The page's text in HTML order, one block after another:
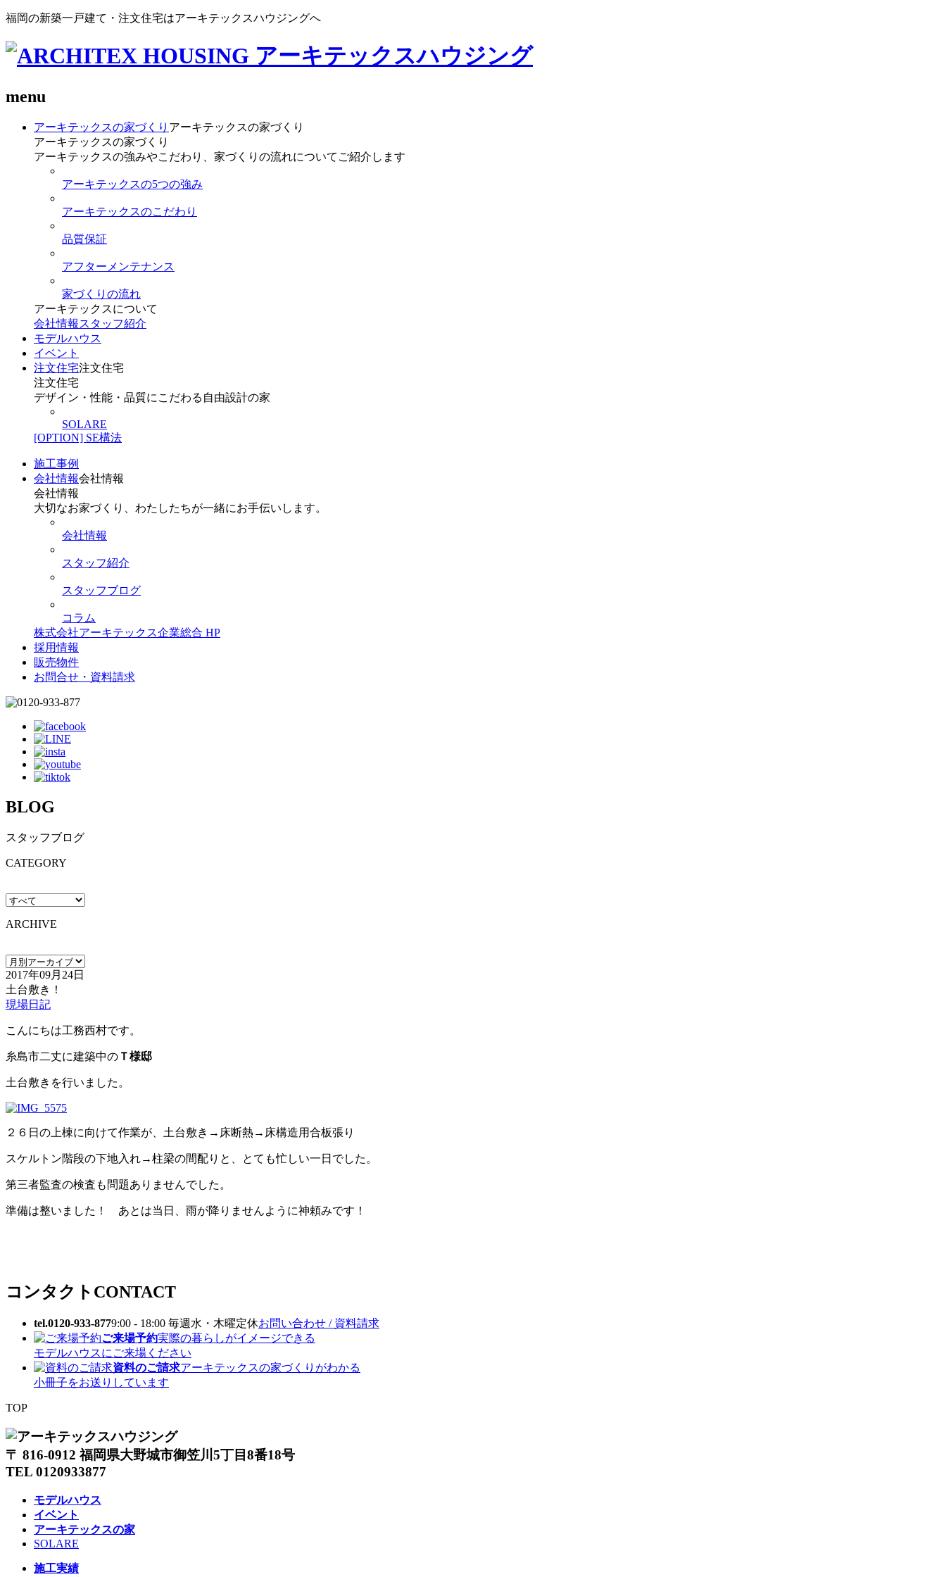
福岡の新築一戸建て・注文住宅はアーキテックスハウジングへ
menu
アーキテックスの家づくり アーキテックスの家づくり
アーキテックスの家づくり
アーキテックスの強みやこだわり、家づくりの流れについてご紹介します
アーキテックスの5つの強み
アーキテックスのこだわり
品質保証
アフターメンテナンス
家づくりの流れ
アーキテックスについて
会社情報 スタッフ紹介
モデルハウス
イベント
注文住宅注文住宅
注文住宅
デザイン・性能・品質にこだわる自由設計の家
SOLARE
[OPTION] SE構法
施工事例
会社情報会社情報
会社情報
大切なお家づくり、わたしたちが一緒にお手伝いします。
会社情報
スタッフ紹介
スタッフブログ
コラム
株式会社アーキテックス企業総合 HP
採用情報
販売物件
お問合せ・資料請求
BLOG
スタッフブログ
CATEGORY
ARCHIVE
2017年09月24日
土台敷き！
現場日記
こんにちは工務西村です。
糸島市二丈に建築中の Ｔ様邸
土台敷きを行いました。
２６日の上棟に向けて作業が、土台敷き→床断熱→床構造用合板張り
スケルトン階段の下地入れ→柱梁の間配りと、とても忙しい一日でした。
第三者監査の検査も問題ありませんでした。
準備は整いました！ あとは当日、雨が降りませんように神頼みです！
コンタクト CONTACT
tel.0120-933-8779:00 - 18:00 毎週水・木曜定休お問い合わせ / 資料請求
ご来場予約実際の暮らしがイメージできる
モデルハウスにご来場ください
資料のご請求アーキテックスの家づくりがわかる
小冊子をお送りしています
TOP
〒 816-0912 福岡県大野城市御笠川5丁目8番18号
TEL 0120933877
モデルハウス
イベント
アーキテックスの家
SOLARE
施工実績